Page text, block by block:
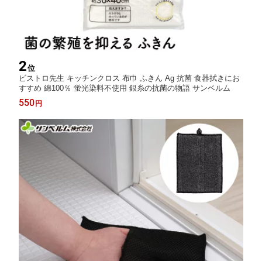
2位
ビストロ先生 キッチンクロス 布巾 ふきん Ag 抗菌 食器拭きにお
すすめ 綿100％ 蛍光染料不使用 銀糸の抗菌の物語 サンベルム
550 円